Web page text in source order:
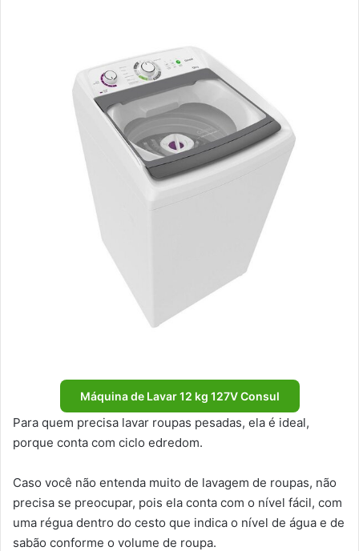
Máquina de Lavar 12 kg 127V Consul
Para quem precisa lavar roupas pesadas, ela é ideal,
porque conta com ciclo edredom.
Caso você não entenda muito de lavagem de roupas, não
precisa se preocupar, pois ela conta com o nível fácil, com
uma régua dentro do cesto que indica o nível de água e de
sabão conforme o volume de roupa.